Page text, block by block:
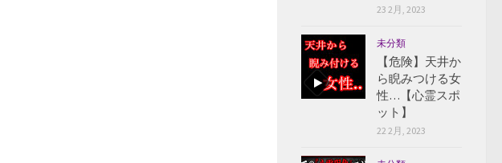
23 2月, 2023
未分類
【危険】天井か
ら睨みつける女
性…【心霊スポ
ット】
22 2月, 2023